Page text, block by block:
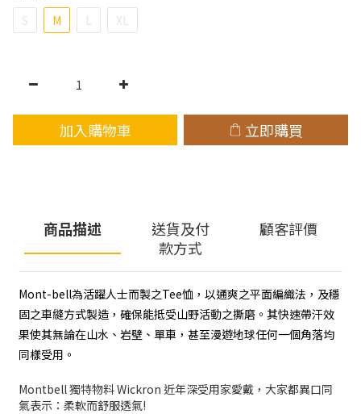
S M L XL
加入購物車 立即購買
商品描述
送貨及付
款方式
顧客評價
Mont-bell為活躍人士而製之Tee恤，以通爽之平面編織法，及穩
固之車縫方式製造，確保能抵受山野活動之撕磨。其快速帶汗效
果使其無論在山水、岩壁、單車，甚至漫遊地球任何一個角落均
同樣受用。
Montbell 獨特物料 Wickron 近年深受用家愛戴，大家都異口同
氣表示：柔軟而舒服透氣!